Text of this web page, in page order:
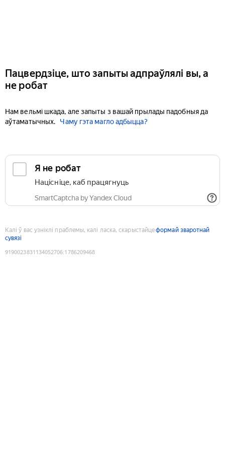
Пацвердзіце, што запыты адпраўлялі вы, а
не робат
Нам вельмі шкада, але запыты з вашай прылады падобныя да
аўтаматычных.
Чаму гэта магло адбыцца?
Я не робат
Націсніце, каб працягнуць
SmartCaptcha by Yandex Cloud
Калі ў вас узніклі праблемы, калі ласка, скарыстайцеформай зваротнай
сувязі
9190023831134052706:1786209468